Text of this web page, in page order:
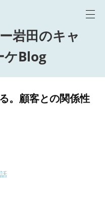
岩田のキャ
ケBlog
。顧客との関係性